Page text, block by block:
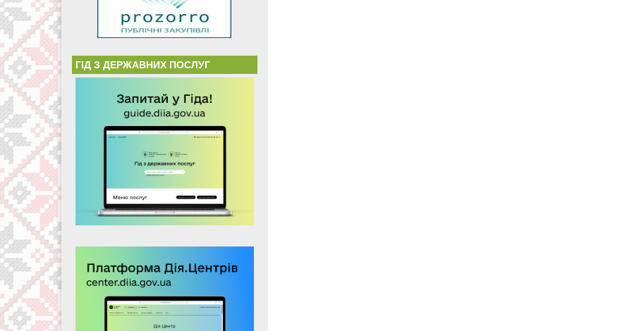
ГІД З ДЕРЖАВНИХ ПОСЛУГ